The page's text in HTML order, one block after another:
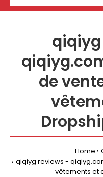
de
Home
qiqiyg reviews -
vêtements et